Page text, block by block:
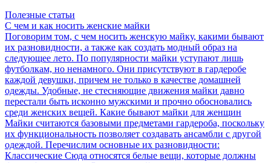
Полезные статьи
С чем и как носить женские майки
Поговорим том, с чем носить женскую майку, какими бывают
их разновидности, а также как создать модный образ на
следующее лето. По популярности майки уступают лишь
футболкам, но ненамного. Они присутствуют в гардеробе
каждой девушки, причем не только в качестве домашней
одежды. Удобные, не стесняющие движения майки давно
перестали быть исконно мужскими и прочно обосновались
среди женских вещей. Какие бывают майки для женщин
Майки считаются базовыми предметами гардероба, поскольку
их функциональность позволяет создавать ансамбли с другой
одеждой. Перечислим основные их разновидности:
Классические Сюда относятся белые вещи, которые должны